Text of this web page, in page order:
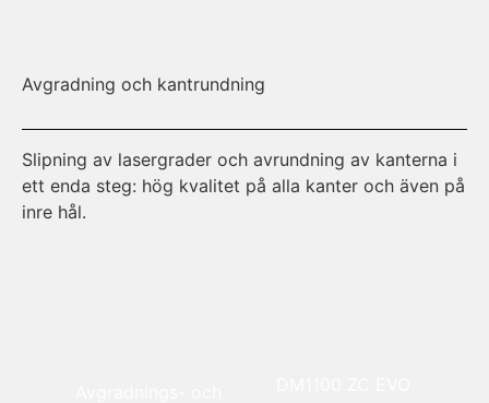
Avgradning och kantrundning
Slipning av lasergrader och avrundning av kanterna i
ett enda steg: hög kvalitet på alla kanter och även på
inre hål.